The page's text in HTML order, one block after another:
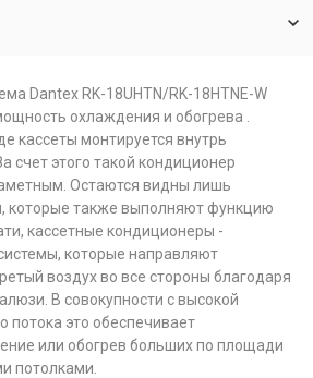
Dantex RK-18UHTN/RK-18HTNE-W
охлаждения и обогрева .
кассеты монтируется внутрь
счет этого такой кондиционер
Остаются видны лишь
которые также выполняют функцию
кассетные кондиционеры -
которые направляют
воздух во все стороны благодаря
В совокупности с высокой
потока это обеспечивает
или обогрев больших по площади
потолками.